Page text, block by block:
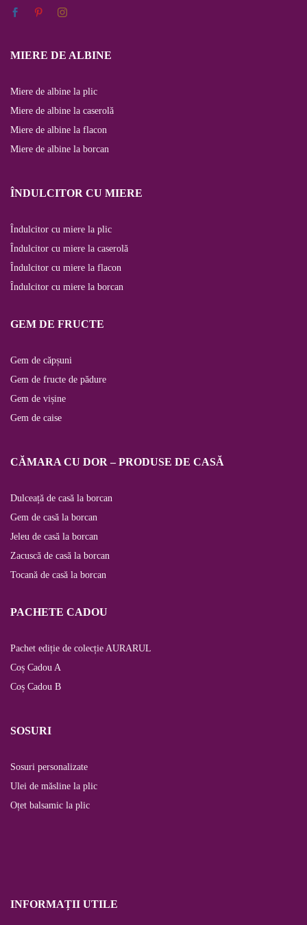
MIERE DE ALBINE
Miere de albine la plic
Miere de albine la caserolă
Miere de albine la flacon
Miere de albine la borcan
ÎNDULCITOR CU MIERE
Îndulcitor cu miere la plic
Îndulcitor cu miere la caserolă
Îndulcitor cu miere la flacon
Îndulcitor cu miere la borcan
GEM DE FRUCTE
Gem de căpșuni
Gem de fructe de pădure
Gem de vișine
Gem de caise
CĂMARA CU DOR – PRODUSE DE CASĂ
Dulceață de casă la borcan
Gem de casă la borcan
Jeleu de casă la borcan
Zacuscă de casă la borcan
Tocană de casă la borcan
PACHETE CADOU
Pachet ediție de colecție AURARUL
Coș Cadou A
Coș Cadou B
SOSURI
Sosuri personalizate
Ulei de măsline la plic
Oțet balsamic la plic
INFORMAȚII UTILE